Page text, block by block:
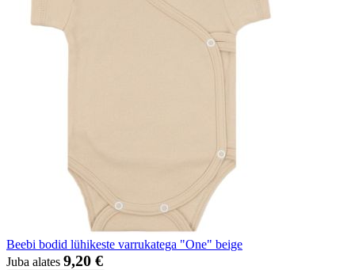
Beebi bodid lühikeste varrukatega "One" beige
Juba alates 9,20 €